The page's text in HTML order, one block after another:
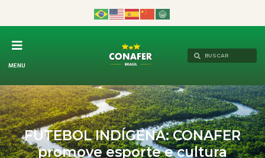
MENU
FUTEBOL INDÍGENA: CONAFER
promove esporte e cultura